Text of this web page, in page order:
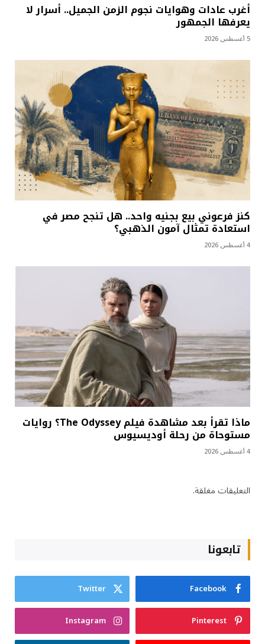
أغرب عادات وهوايات نجوم الزمن الجميل.. أسرار لا
يعرفها الجمهور
5 أغسطس 2026
كنز فرعوني بيع بجنيه واحد.. هل تنجح مصر في
استعادة تمثال آمون الذهبي؟
4 أغسطس 2026
ماذا تقرأ بعد مشاهدة فيلم The Odyssey؟ روايات
مستوحاة من رحلة أوديسيوس
4 أغسطس 2026
التعليقات مغلقة.
تابعونا
Facebook
Twitter
Pinterest
Instagram